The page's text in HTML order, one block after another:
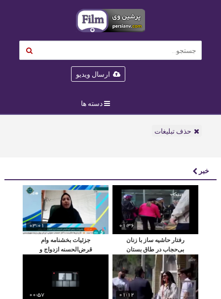
ارسال ویدیو
دسته ها
حذف تبلیغات
خبر
01:36
رفتار حاشیه ساز با زنان
بی‌حجاب در طاق بستان
کرمانشاه
03:01
جزئیات بخشنامه وام
قرض‌الحسنه ازدواج و
01:12
00:57